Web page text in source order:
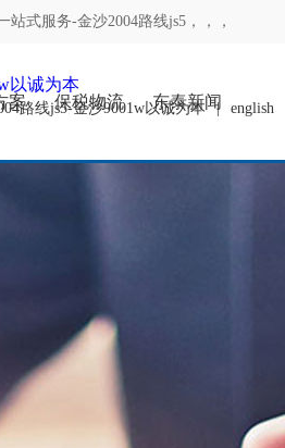
站式服务-金沙2004路线js5 ，，，
路线js5-金沙9001w以诚为本 | english
以诚为本
案
保税物流 东泰新闻